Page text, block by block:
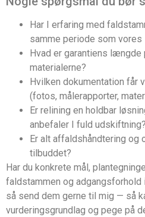
Har I erfaring med
samme periode som vores
Hvad er garantiens længde
materialerne?
Hvilken dokumentation får
(fotos, målerapporter,
Er relining en holdbar
anbefaler I fuld udskiftning?
Er alt affaldshåndtering og
tilbuddet?
Har du konkrete mål,
faldstammen og adgangsforhold
så send dem gerne til mig — så
vurderingsgrundlag og pege på